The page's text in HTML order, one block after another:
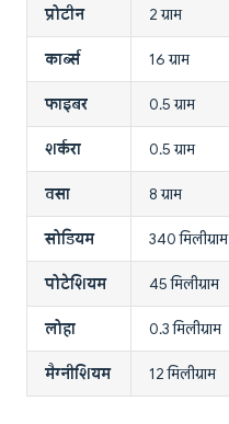
प्रोटीन 2 ग्राम
कार्ब्स 16 ग्राम
फाइबर 0.5 ग्राम
शर्करा 0.5 ग्राम
वसा 8 ग्राम
सोडियम 340 मिलीग्राम
पोटेशियम 45 मिलीग्राम
लोहा 0.3 मिलीग्राम
मैग्नीशियम 12 मिलीग्राम